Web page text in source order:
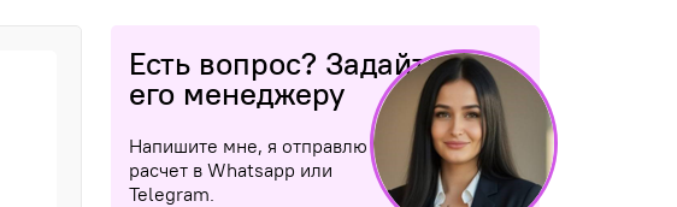
Есть вопрос? Задайте
его менеджеру
Напишите мне, я отправлю
расчет в Whatsapp или
Telegram.